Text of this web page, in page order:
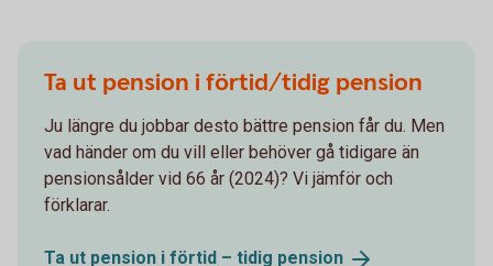
Ta ut pension i förtid/tidig pension
Ju längre du jobbar desto bättre pension får du. Men
vad händer om du vill eller behöver gå tidigare än
pensionsålder vid 66 år (2024)? Vi jämför och
förklarar.
Ta ut pension i förtid – tidig pension